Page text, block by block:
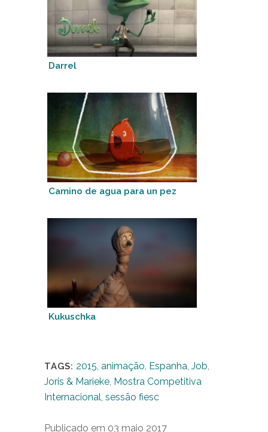
Darrel
Camino de agua para un pez
Kukuschka
TAGS: 2015, animação, Espanha, Job,
Joris & Marieke, Mostra Competitiva
Internacional, sessão fiesc
Publicado em 03 maio 2017